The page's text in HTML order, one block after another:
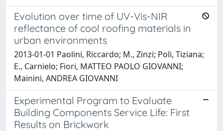
Evolution over time of UV-Vis-NIR
reflectance of cool roofing materials in
urban environments
2013-01-01 Paolini, Riccardo; M., Zinzi; Poli, Tiziana;
E., Carnielo; Fiori, MATTEO PAOLO GIOVANNI;
Mainini, ANDREA GIOVANNI
Experimental Program to Evaluate
Building Components Service Life: First
Results on Brickwork